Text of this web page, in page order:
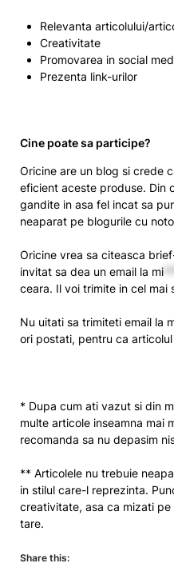
Relevanta articolului/
Creativitate
Promovarea in social
Prezenta link-urilor
Cine poate sa participe?
Oricine are un blog si crede
eficient aceste produse. Din
gandite in asa fel incat sa
neaparat pe blogurile cu
Oricine vrea sa citeasca
invitat sa dea un email la mi
ceara. Il voi trimite in cel mai
Nu uitati sa trimiteti email la
ori postati, pentru ca
* Dupa cum ati vazut si din
multe articole inseamna mai
recomanda sa nu depasim
** Articolele nu trebuie
in stilul care-l reprezinta.
creativitate, asa ca mizati
tare.
Share this: